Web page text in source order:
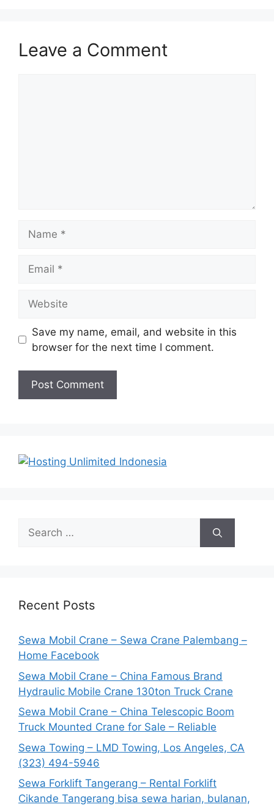
Leave a Comment
Save my name, email, and website in this
browser for the next time I comment.
Search
for:
Recent Posts
Sewa Mobil Crane – Sewa Crane Palembang –
Home Facebook
Sewa Mobil Crane – China Famous Brand
Hydraulic Mobile Crane 130ton Truck Crane
Sewa Mobil Crane – China Telescopic Boom
Truck Mounted Crane for Sale – Reliable
Sewa Towing – LMD Towing, Los Angeles, CA
(323) 494-5946
Sewa Forklift Tangerang – Rental Forklift
Cikande Tangerang bisa sewa harian, bulanan,